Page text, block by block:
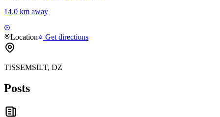
14.0 km away
Location Get directions
TISSEMSILT, DZ
Posts